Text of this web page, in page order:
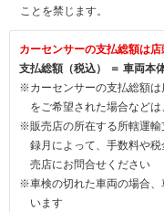
ことを禁じます。
カーセンサーの支払総額は
支払総額（税込） ＝ 車両本
※カーセンサーの支払総額は
をご希望された場合など
※販売店の所在する所轄運輸
録月によって、手数料や
売店にお問合せください
※車検の切れた車両の場合、
います